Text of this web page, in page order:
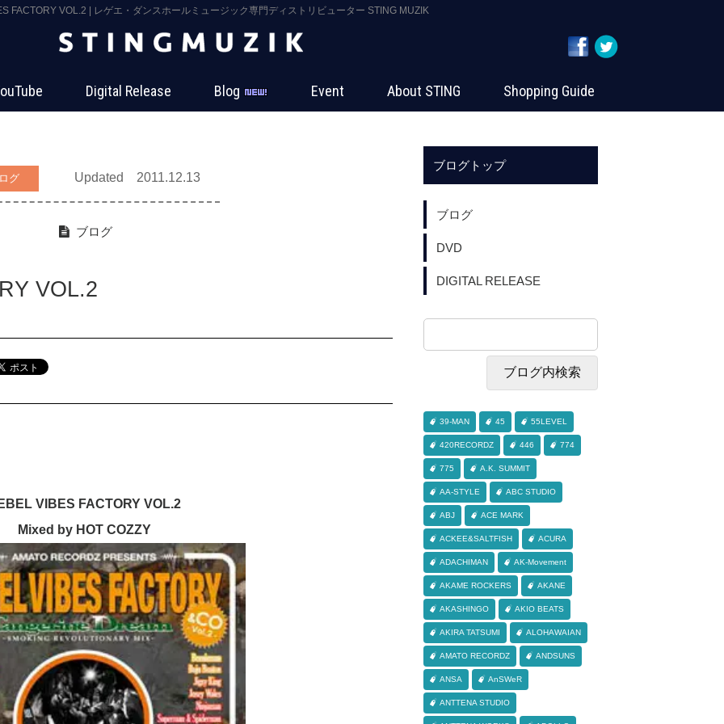
FACTORY VOL.2 | レゲエ・ダンスホールミュージック専門ディストリビューター STING MUZIK
Digital Release Blog Event About STING Shopping Guide
グ Updated 2011.12.13
ブログ
VOL.2
VIBES FACTORY VOL.2
Mixed by HOT COZZY
ブログトップ
ブログ
DVD
DIGITAL RELEASE
39-MAN 45 55LEVEL
420RECORDZ 446 774
775 A.K. SUMMIT
AA-STYLE ABC STUDIO
ABJ ACE MARK
ACKEE&SALTFISH ACURA
ADACHIMAN AK-Movement
AKAME ROCKERS AKANE
AKASHINGO AKIO BEATS
AKIRA TATSUMI ALOHAWAIAN
AMATO RECORDZ ANDSUNS
ANSA AnSWeR
ANTTENA STUDIO